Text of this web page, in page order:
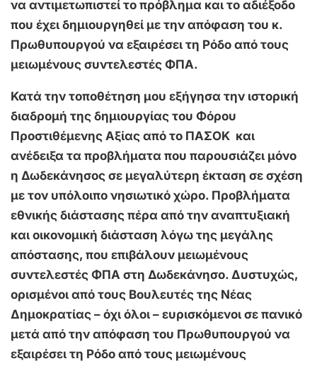
να αντιμετωπιστεί το πρόβλημα και το αδιέξοδο
που έχει δημιουργηθεί με την απόφαση του κ.
Πρωθυπουργού να εξαιρέσει τη Ρόδο από τους
μειωμένους συντελεστές ΦΠΑ.
Κατά την τοποθέτηση μου εξήγησα την ιστορική
διαδρομή της δημιουργίας του Φόρου
Προστιθέμενης Αξίας από το ΠΑΣΟΚ και
ανέδειξα τα προβλήματα που παρουσιάζει μόνο
η Δωδεκάνησος σε μεγαλύτερη έκταση σε σχέση
με τον υπόλοιπο νησιωτικό χώρο. Προβλήματα
εθνικής διάστασης πέρα από την αναπτυξιακή
και οικονομική διάσταση λόγω της μεγάλης
απόστασης, που επιβάλουν μειωμένους
συντελεστές ΦΠΑ στη Δωδεκάνησο. Δυστυχώς,
ορισμένοι από τους Βουλευτές της Νέας
Δημοκρατίας – όχι όλοι – ευρισκόμενοι σε πανικό
μετά από την απόφαση του Πρωθυπουργού να
εξαιρέσει τη Ρόδο από τους μειωμένους